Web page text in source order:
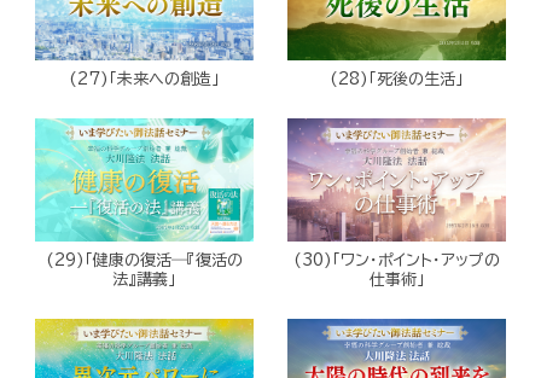
(27)「未来への創造」 (28)「死後の生活」
(29)「健康の復活―『復活の
法』講義」
(30)「ワン・ポイント・アップの
仕事術」